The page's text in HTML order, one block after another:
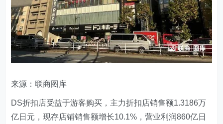
来源：联商图库
DS折扣店受益于游客购买，主力折扣店销售额1.3186万
亿日元，现存店铺销售额增长10.1%，营业利润860亿日